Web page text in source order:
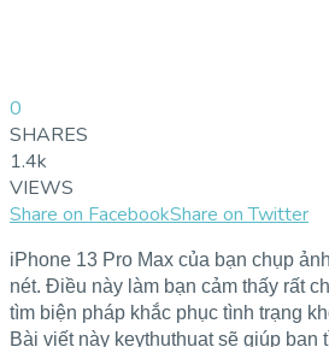
0
SHARES
1.4k
VIEWS
Share on FacebookShare on Twitter
iPhone 13 Pro Max của bạn chụp
nét. Điều này làm bạn cảm thấy rất
tìm biện pháp khắc phục tình trạng
Bài viết này keythuthuat sẽ giúp bạn